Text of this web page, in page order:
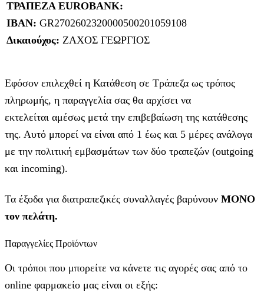
ΤΡΑΠΕΖΑ EUROBANK:
IBAN: GR2702602320000500201059108
Δικαιούχος: ΖΑΧΟΣ ΓΕΩΡΓΙΟΣ
Εφόσον επιλεχθεί η Κατάθεση σε Τράπεζα ως τρόπος
πληρωμής, η παραγγελία σας θα αρχίσει να
εκτελείται αμέσως μετά την επιβεβαίωση της κατάθεσης
της. Αυτό μπορεί να είναι από 1 έως και 5 μέρες ανάλογα
με την πολιτική εμβασμάτων των δύο τραπεζών (outgoing
και incoming).
Τα έξοδα για διατραπεζικές συναλλαγές βαρύνουν MONO
τον πελάτη.
Παραγγελίες Προϊόντων
Οι τρόποι που μπορείτε να κάνετε τις αγορές σας από το
online φαρμακείο μας είναι οι εξής: